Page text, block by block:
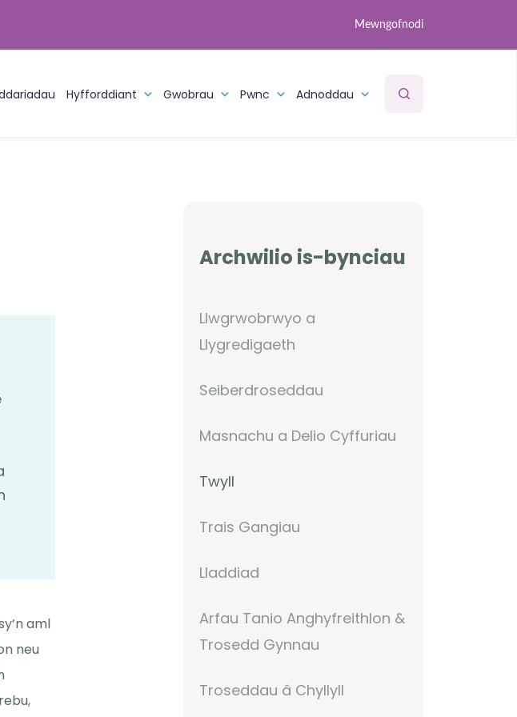
Mewngofnodi
Hyfforddiant Gwobrau Pwnc Adnoddau
aml
neu
Archwilio is-bynciau
Llwgrwobrwyo a
Llygredigaeth
Seiberdroseddau
Masnachu a Delio Cyffuriau
Twyll
Trais Gangiau
Lladdiad
Arfau Tanio Anghyfreithlon &
Trosedd Gynnau
Troseddau â Chyllyll